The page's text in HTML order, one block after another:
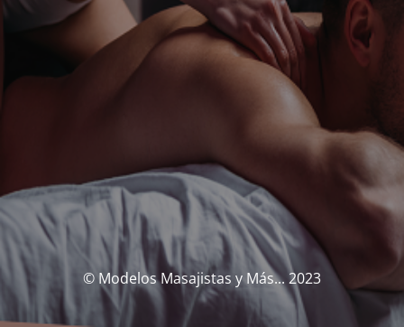
© Modelos Masajistas y Más... 2023